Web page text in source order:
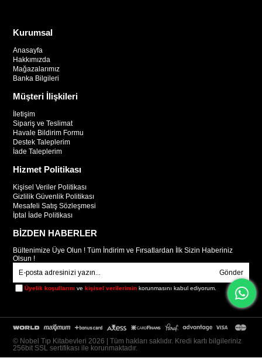
Kurumsal
Anasayfa
Hakkımızda
Mağazalarımız
Banka Bilgileri
Müşteri İlişkileri
İletişim
Sipariş ve Teslimat
Havale Bildirim Formu
Destek Taleplerim
İade Taleplerim
Hizmet Politikası
Kişisel Veriler Politikası
Gizlilik Güvenlik Politikası
Mesafeli Satış Sözleşmesi
İptal İade Politikası
BİZDEN HABERLER
Bültenimize Üye Olun ! Tüm İndirim ve Fırsatlardan İlk Sizin Haberiniz
Olsun !
Gönder
Üyelik koşullarını vekişisel verilerimin korunmasını kabul ediyorum.
© Nobel Tıp Kitabevleri 2026 | Tüm hakları saklıdır. Kredi kartı bilgileriniz
256bit SSL sertifikası ile korunmaktadır.